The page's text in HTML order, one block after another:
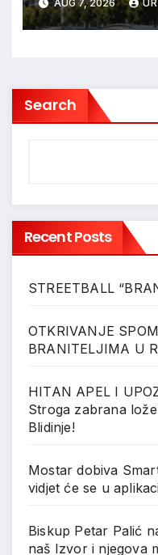
AUG 7, 2026
Search
Recent Posts
STREETBALL
OTKRIVANJE
BRANITELJIMA U
HITAN APEL I
Stroga zabrana
Blidinje!
Mostar dobiva
vidjet će se u
Biskup Petar Palić
naš Izvor i njegova